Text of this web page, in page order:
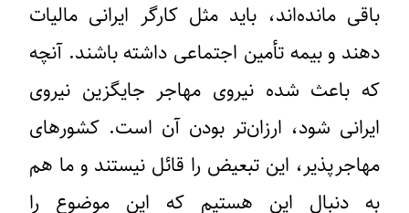
باقی مانده‌اند، باید مثل کارگر ایرانی مالیات
دهند و بیمه تأمین اجتماعی داشته باشند. آنچه
که باعث شده نیروی مهاجر جایگزین نیروی
ایرانی شود، ارزان‌تر بودن آن است. کشورهای
مهاجرپذیر، این تبعیض را قائل نیستند و ما هم
به دنبال این هستیم که این موضوع را